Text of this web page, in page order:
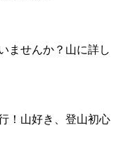
ませんか？山に詳し
！山好き、登山初心